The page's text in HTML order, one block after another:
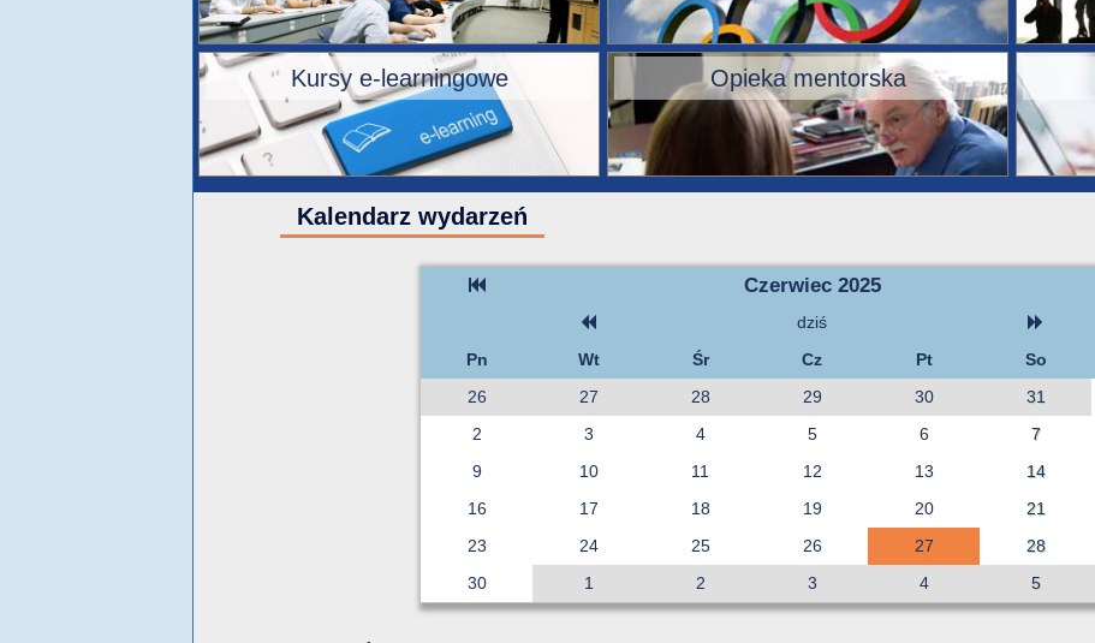
Kursy e-learningowe Opieka mentorska
Kalendarz wydarzeń
Czerwiec 2025
dziś
Pn
Wt Śr Cz Pt So
26
27 28 29 30 31
2
3 4 5 6 7
9
10 11 12 13 14
16
17 18 19 20 21
23
24 25 26 27 28
30
1 2 3 4 5